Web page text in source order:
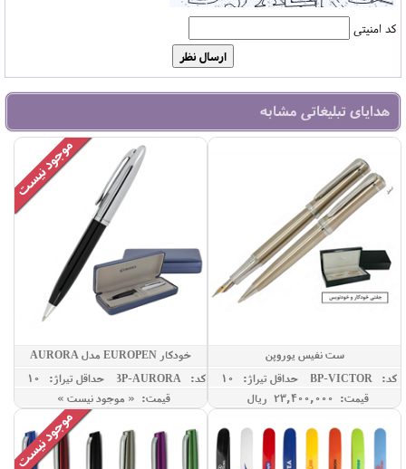
کد امنیتی
هدایای تبلیغاتی مشابه
ست نفیس یوروپن
کد: GBP-VICTOR
حداقل تيراژ: 10
قیمت: 23,400,000 ريال
خودکار EUROPEN مدل AURORA
کد: GBP-AURORA
حداقل تيراژ: 10
قیمت: « موجود نیست »